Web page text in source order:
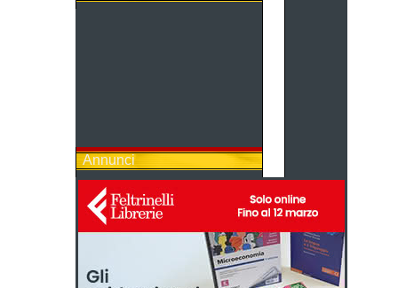
Annunci